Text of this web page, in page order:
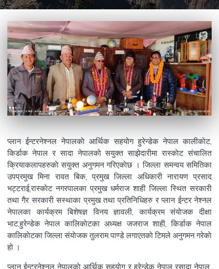
प्लान ईन्टरनेश्नल नेपालकाे आर्थिक सहयाेग हुरेन्डेक नेपाल कालीकाेट,
किर्डाक नेपाल र सादा नेपालकाे सयुक्त साझेदारीमा रास्काेट संचालित
क्रियाकलापहरुकाे सयुक्त अनुगमन गरिएकाेछ । जिल्ला समन्वय समितिका
उपप्रमुख मिना रावत बिक, प्रमुख जिल्ला अधिकारी नारायण प्रसाद
भट्टराई,रास्काेट नगरपालका प्रमुख धर्मराज शाही जिल्ला स्थित सरकारी
तथा गैर सरकारी सस्थाका प्रमुख तथा प्रतिनिधिहरु र प्लान ईन्टर नेश्नल
नेपालका कार्यक्रम बिशेषज्ञ विनय ज्ञावली, कार्यक्रम संयाेजक दीक्षा
भाट,हुरेन्डेक नेपाल कालिकाेटका अध्यक्ष जजराज शाही, किर्डाक नेपाल
कालिकाेटका जिल्ला संयाेजक तुलराम पाण्डे लगाएतकाे टिमले अनुगमन गरेकाे
हाे ।
प्लान ईन्टरनेश्नल नेपालकाे आर्थिक सहयाेग र हुरेन्डेक नेपाल रसादा नेपाल